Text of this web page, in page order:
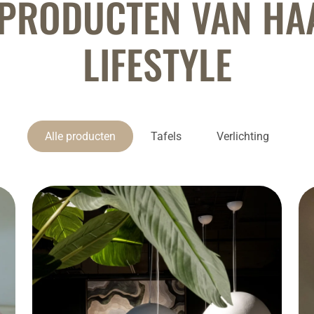
VAN
LIFESTYLE
Alle producten Tafels Verlichting